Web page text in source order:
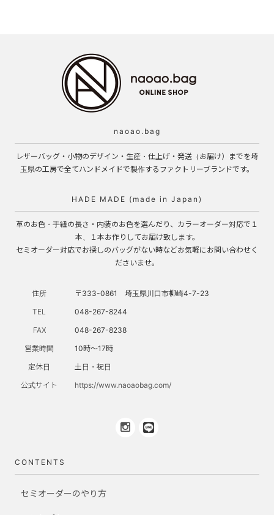
naoao.bag
レザーバッグ・小物のデザイン・生産・仕上げ・発送（お届け）までを埼
玉県の工房で全てハンドメイドで製作するファクトリーブランドです。
HADE MADE (made in Japan)
革のお色・手紐の長さ・内装のお色を選んだり、カラーオーダー対応で１
本、１本お作りしてお届け致します。
セミオーダー対応でお探しのバッグがない時などお気軽にお問い合わせく
ださいませ。
住所
〒333-0861 埼玉県川口市柳崎4-7-23
TEL
048-267-8244
FAX
048-267-8238
営業時間
10時～17時
定休日
土日・祝日
公式サイト
https://www.naoaobag.com/
CONTENTS
セミオーダーのやり方